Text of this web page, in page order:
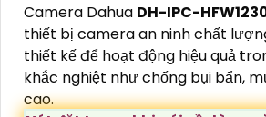
Camera Dahua DH-IPC-
thiết bị camera an ninh chất
thiết kế để hoạt động hiệu quả
khắc nghiệt như chống bụi bẩn,
cao.